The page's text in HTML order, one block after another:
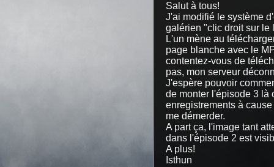
Salut à tous!
J'ai modifié le système
galérien "clic droit sur le
L'un mène au
page blanche avec le
contentez-vous de
pas, mon serveur
J'espère pouvoir
de monter l'épisode 3 là
enregistrements à
me démerder.
A part ça, l'image tant
dans l'épisode 2 est
A plus!
Isthun